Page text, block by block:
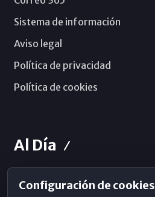
Sistema de información
Aviso legal
Política de privacidad
Política de cookies
Al Día
Horarios de Misa
Configuración de cookies